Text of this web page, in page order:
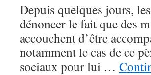
Depuis quelques jours,
dénoncer le fait que des
accouchent d’être
notamment le cas de ce
sociaux pour lui …